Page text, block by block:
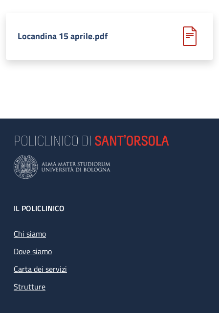
Locandina 15 aprile.pdf
Footer
IL POLICLINICO
Chi siamo
Dove siamo
Carta dei servizi
Strutture